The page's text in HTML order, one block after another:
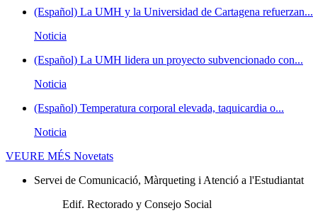
(Español) La UMH y la Universidad de Cartagena refuerzan...
Noticia
(Español) La UMH lidera un proyecto subvencionado con...
Noticia
(Español) Temperatura corporal elevada, taquicardia o...
Noticia
VEURE MÉS Novetats
Servei de Comunicació, Màrqueting i Atenció a l'Estudiantat
Edif. Rectorado y Consejo Social